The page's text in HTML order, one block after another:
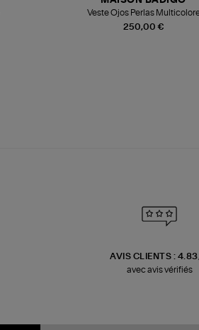
250,00 €
Veste Ojos Perlas
AVIS CLIENTS :
avec avis vérifiés